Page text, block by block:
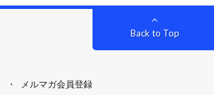
Back to Top
メルマガ会員登録